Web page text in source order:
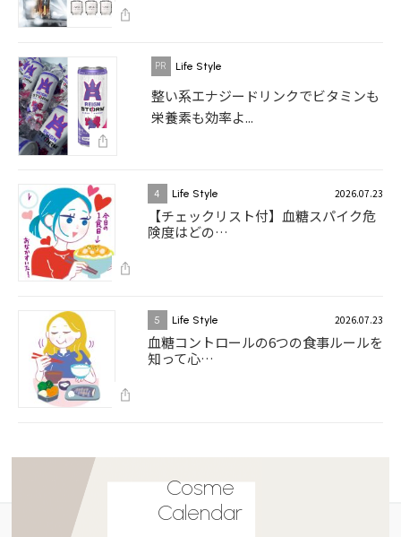
Life Style
整い系エナジードリンクでビタミンも
栄養素も効率よ...
4 Life Style 2026.07.23
【チェックリスト付】血糖スパイク危
険度はどの…
5 Life Style 2026.07.23
血糖コントロールの6つの食事ルールを
知って心…
Cosme
Calendar